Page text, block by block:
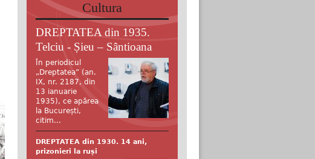
Cultura
DREPTATEA din 1935.
Telciu - Șieu – Sântioana
În periodicul
„Dreptatea” (an.
IX, nr. 2187, din
13 ianuarie
1935), ce apărea
la București,
citim...
DREPTATEA din 1930. 14 ani,
prizonieri la ruși